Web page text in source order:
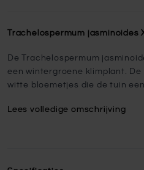
Trachelospermum jasminoides
De Trachelospermum
een wintergroene klimplant.
witte bloemetjes die de tuin
Lees volledige omschrijving